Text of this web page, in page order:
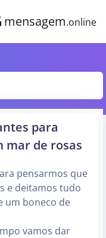
mensagem.online
para
mar de rosas
pensarmos que
e deitamos tudo
um boneco de
vamos dar